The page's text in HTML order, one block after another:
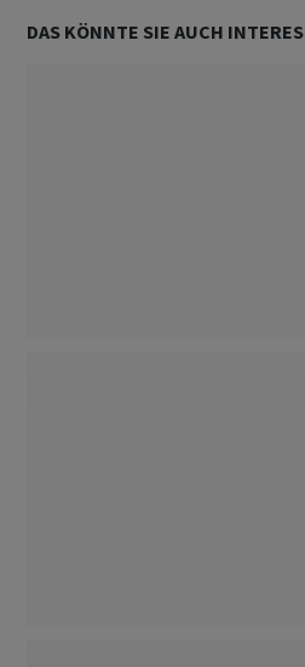
DAS KÖNNTE SIE AUCH